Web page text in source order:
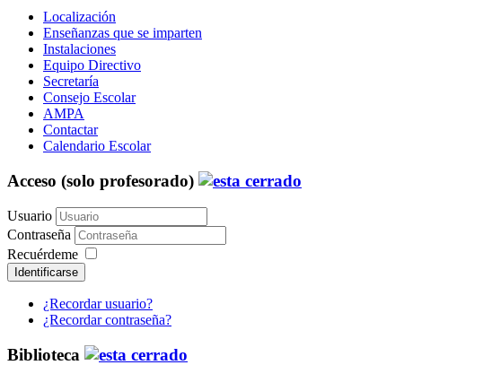
Localización
Enseñanzas que se imparten
Instalaciones
Equipo Directivo
Secretaría
Consejo Escolar
AMPA
Contactar
Calendario Escolar
Acceso (solo profesorado)
Usuario
Contraseña
Recuérdeme
Identificarse
¿Recordar usuario?
¿Recordar contraseña?
Biblioteca